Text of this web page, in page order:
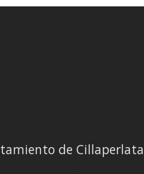
de Cillaperlata